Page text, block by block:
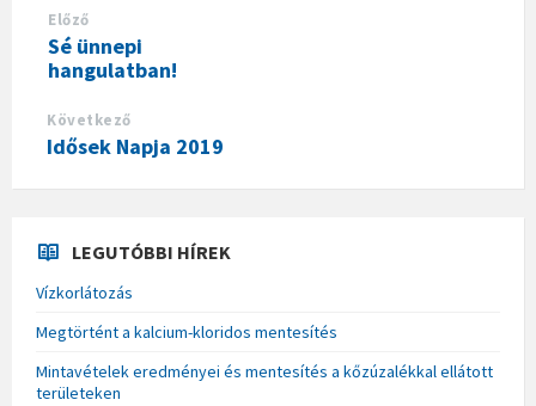
Előző
Sé ünnepi
hangulatban!
Következő
Idősek Napja 2019
LEGUTÓBBI HÍREK
Vízkorlátozás
Megtörtént a kalcium-kloridos mentesítés
Mintavételek eredményei és mentesítés a kőzúzalékkal ellátott
területeken